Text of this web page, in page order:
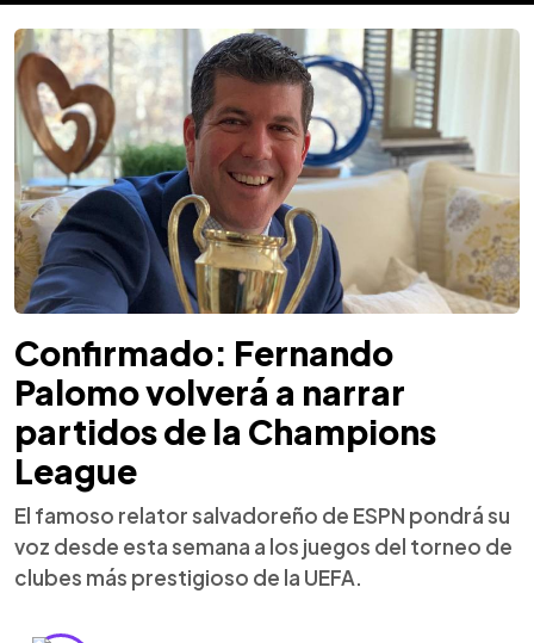
Confirmado: Fernando
Palomo volverá a narrar
partidos de la Champions
League
El famoso relator salvadoreño de ESPN pondrá su
voz desde esta semana a los juegos del torneo de
clubes más prestigioso de la UEFA.